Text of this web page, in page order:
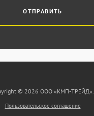
ОТПРАВИТЬ
© 2026 ООО «КМП-ТРЕЙД».
Пользовательское соглашение